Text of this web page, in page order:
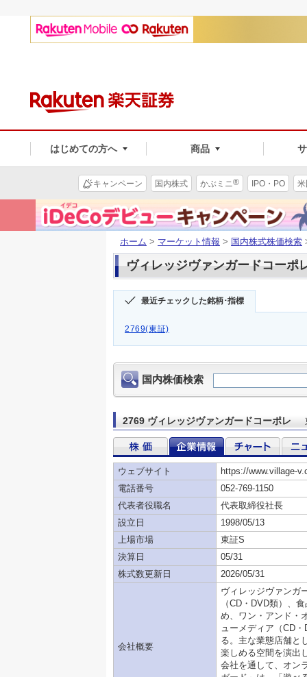
はじめての方へ 商品
キャンペーン 国内株式 かぶミニ® IPO・PO
ホーム > マーケット情報 > 国内株式株価検索
ヴィレッジヴァンガードコーポ
最近チェックした銘柄･指標
2769(東証)